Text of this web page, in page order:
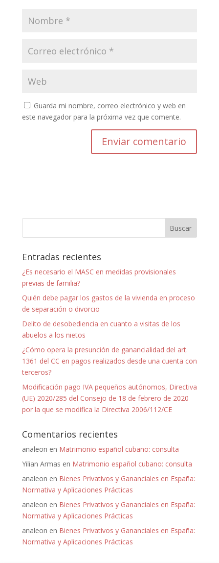
Guarda mi nombre, correo electrónico y web en
este navegador para la próxima vez que comente.
Entradas recientes
¿Es necesario el MASC en medidas provisionales
previas de familia?
Quién debe pagar los gastos de la vivienda en proceso
de separación o divorcio
Delito de desobediencia en cuanto a visitas de los
abuelos a los nietos
¿Cómo opera la presunción de ganancialidad del art.
1361 del CC en pagos realizados desde una cuenta con
terceros?
Modificación pago IVA pequeños autónomos, Directiva
(UE) 2020/285 del Consejo de 18 de febrero de 2020
por la que se modifica la Directiva 2006/112/CE
Comentarios recientes
analeon en Matrimonio español cubano: consulta
Yilian Armas en Matrimonio español cubano: consulta
analeon en Bienes Privativos y Gananciales en España:
Normativa y Aplicaciones Prácticas
analeon en Bienes Privativos y Gananciales en España:
Normativa y Aplicaciones Prácticas
analeon en Bienes Privativos y Gananciales en España:
Normativa y Aplicaciones Prácticas